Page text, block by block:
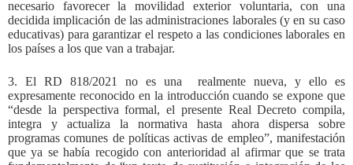
necesario favorecer la movilidad exterior voluntaria, con una
decidida implicación de las administraciones laborales (y en su caso
educativas) para garantizar el respeto a las condiciones laborales en
los países a los que van a trabajar.
3. El RD 818/2021 no es una
realmente nueva, y ello es
expresamente reconocido en la introducción cuando se expone que
“desde la perspectiva formal, el presente Real Decreto compila,
integra y actualiza la normativa hasta ahora dispersa sobre
programas comunes de políticas activas de empleo”, manifestación
que ya se había recogido con anterioridad al afirmar que se trata